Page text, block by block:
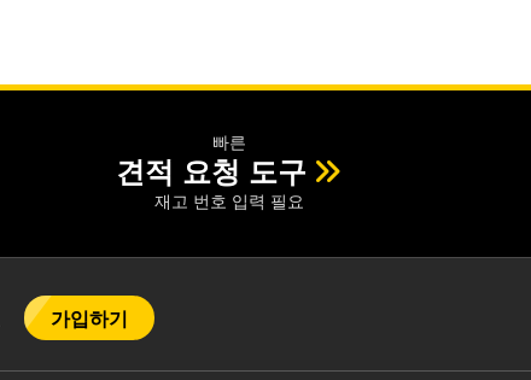
빠른
견적 요청 도구
재고 번호 입력 필요
가입하기